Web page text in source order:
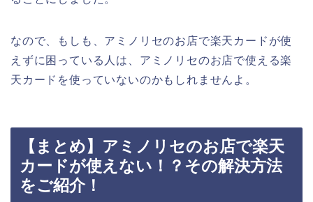
なので、もしも、アミノリセのお店で楽天カードが使
えずに困っている人は、アミノリセのお店で使える楽
天カードを使っていないのかもしれませんよ。
【まとめ】アミノリセのお店で楽天
カードが使えない！？その解決方法
をご紹介！